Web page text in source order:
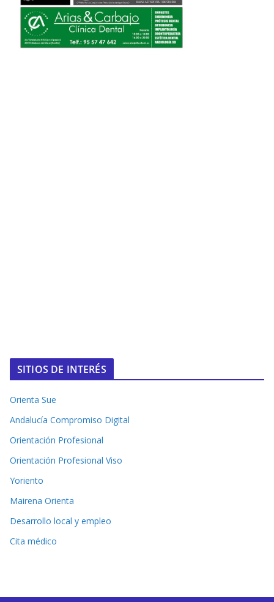
SITIOS DE INTERÉS
Orienta Sue
Andalucía Compromiso Digital
Orientación Profesional
Orientación Profesional Viso
Yoriento
Mairena Orienta
Desarrollo local y empleo
Cita médico